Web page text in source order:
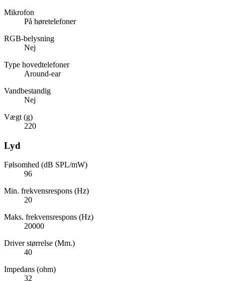
Mikrofon
På høretelefoner
RGB-belysning
Nej
Type hovedtelefoner
Around-ear
Vandbestandig
Nej
Vægt (g)
220
Lyd
Følsomhed (dB SPL/mW)
96
Min. frekvensrespons (Hz)
20
Maks. frekvensrespons (Hz)
20000
Driver størrelse (Mm.)
40
Impedans (ohm)
32